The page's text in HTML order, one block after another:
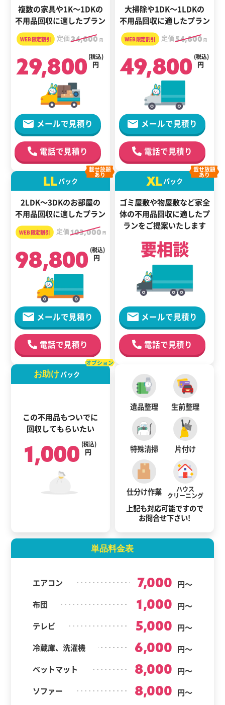
複数の家具や1K～1DKの
不用品回収に適したプラン
定価34,800 円
29,800 円
(税込)
メールで見積り
電話で見積り
大掃除や1DK～1LDKの
不用品回収に適したプラン
定価54,800 円
49,800 円
(税込)
メールで見積り
電話で見積り
LLパック
2LDK～3DKのお部屋の
不用品回収に適したプラン
載せ放題
あり
定価103,000 円
98,800 円
(税込)
メールで見積り
電話で見積り
XLパック
ゴミ屋敷や物屋敷など家全
体の不用品回収に適したプ
ランをご提案いたします
載せ放題
あり
要相談
メールで見積り
電話で見積り
お助けパック
この不用品もついでに
回収してもらいたい
オプション
1,000 円
(税込)
遺品整理 生前整理
特殊清掃 片付け
仕分け作業 ハウス
クリーニング
上記も対応可能ですので
お問合せ下さい!
単品料金表
エアコン 7,000 円～
布団
1,000 円～
テレビ
5,000 円～
冷蔵庫、洗濯機
6,000 円～
ベットマット
8,000 円～
ソファー
8,000 円～